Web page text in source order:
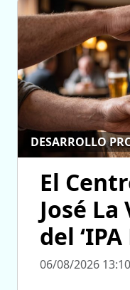
DESARROLLO
El
José
del ‘IPA
06/08/2026 13:10